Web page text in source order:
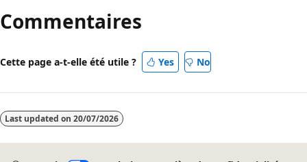
lecture
désactivé
Commentaires
Cette page a-t-elle été utile ? Yes No
Last updated on 20/07/2026